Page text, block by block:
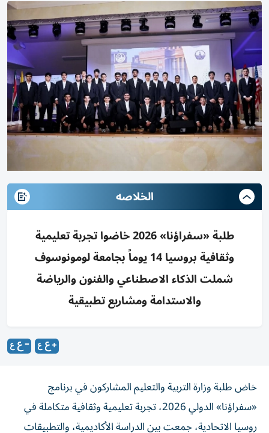
الخلاصه
طلبة «سفراؤنا» 2026 خاضوا تجربة تعليمية
وثقافية بروسيا 14 يوماً بجامعة لومونوسوف
شملت الذكاء الاصطناعي والفنون والرياضة
والاستدامة ومشاريع تطبيقية
خاض طلبة وزارة التربية والتعليم المشاركون في برنامج
«سفراؤنا» الدولي 2026، تجربة تعليمية وثقافية متكاملة في
روسيا الاتحادية، جمعت بين الدراسة الأكاديمية، والتطبيقات